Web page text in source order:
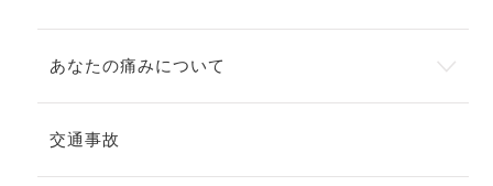
あなたの痛みについて
交通事故